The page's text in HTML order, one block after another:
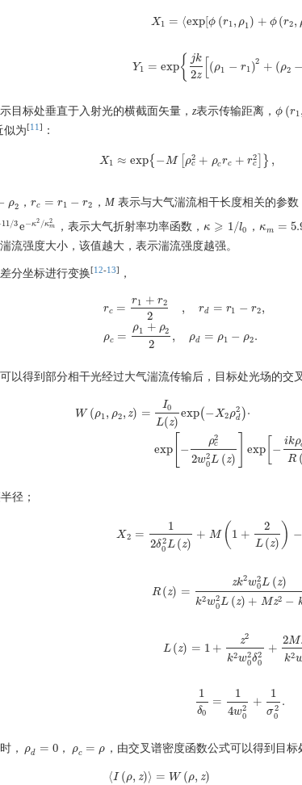
X1 = ⟨exp[ϕ (r1 , ρ1) + ϕ (r2,
X 1=⟨exp[ϕ(r1, ρ1 )+ϕ( r2 ,ρ2) ]
Y1 = exp{ jk
2z
(ρ1 − r1)2 + (ρ2 −
Y1=exp{jk 2 z[( ρ1 −r1)2 +( ρ 2− r2)
目标处垂直于入射光的横截面矢量，z表示传输距离，ϕ (r1 ,
ϕ( r1,ρ
似为[11 ] ：
X1 ≈ exp{ −M ρ2
c + ρcrc + r2
c } ,
X1≈exp {−M[ c2 +ρ crc+r c2] },
ρ2 ，rc = r1 − r2
rc=r1 −r 2 ， M表示与大气湍流相干长度相关的参数
11/3e−κ2 /κ2
m
/3e−κ2/κ m2 ，表示大气折射率功率函数，κ ⩾ 1/l0
κ⩾1 l0 ，κm =
κm =5.92
流强度大小，该值越大，表示湍流强度越强。
分坐标进行变换[12-13] ，
rc =
r1 + r2
2
, rd = r1 − r2,
ρc =
ρ1 + ρ2
2
, ρd = ρ1 − ρ2.
r2 2,r =
以得到部分相干光经过大气湍流传输后，目标处光场的交
W (ρ1, ρ2 , z) =
I0
L(z)
exp(− X2ρ2
d )⋅
exp[ −
ρ2
c
2w2
0L (z)
exp −
ikρ
R (
exp( d2 exp 22 02
径；
X2 =
1
2δ2
0L (z)
+ M ( 1 +
2
L (z) ) −
X2= 12δ02L(z +M(1 + 2L(z ))−2M 2z 2k
R (z) =
zk2w2
0 L (z)
k2w2
0L (z) + Mz2 −
R(z)= zk2 w02L(z)k2w02L(z)+M
L (z) = 1 +
z2
k2w2
0δ2
0
+
2M
k2
L(z)= 1+ z2 k2 w02δ02+ 2M z2k
1
δ0
=
1
4w2
0
+
1
σ2
0
.
1δ0 =1 4w02 +1 σ02.
时， ρd = 0
ρd= 0 ， ρc = ρ
ρc=ρ ，由交叉谱密度函数公式可以得到目标
⟨I (ρ, z)⟩ = W (ρ, z)